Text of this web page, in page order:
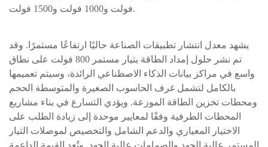
فولت و1000 فولت و1500 فولت.
يشهد معدل انتشار تطبيقات الصناعة حاليًا ارتفاعًا مستمرًا. وقد
تم نشر حلول إمداد الطاقة بتيار مستمر 800 فولت على نطاق
واسع في مراكز بيانات الذكاء الاصطناعي الرائدة، وسيتم تعميمها
بالكامل لتشمل غرف الحاسوب الصغيرة والمتوسطة الحجم
ومحطات تخزين الطاقة الموزعة. ويؤدي التسارع في بناء مشاريع
المحطات الطرفية وفقًا لمعايير موحدة إلى زيادة الطلب على
الاختيار المعياري والدعم الشامل والتخصيص لموصلات التيار